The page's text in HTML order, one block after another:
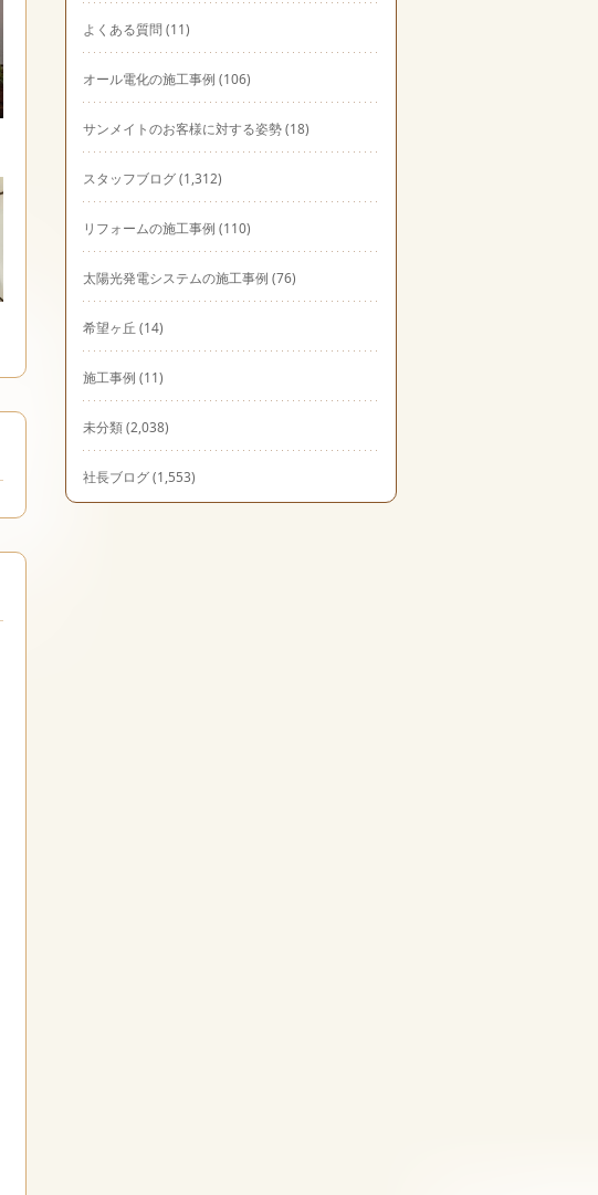
よくある質問(11)
オール電化の施工事例 (106)
サンメイトのお客様に対する姿勢(18)
スタッフブログ(1,312)
リフォームの施工事例 (110)
太陽光発電システムの施工事例 (76)
希望ヶ丘 (14)
施工事例 (11)
未分類(2,038)
社長ブログ(1,553)